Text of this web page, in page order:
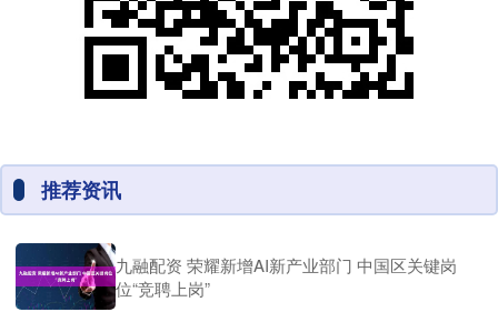
推荐资讯
九融配资 荣耀新增AI新产业部门 中国区关键岗
位“竞聘上岗”